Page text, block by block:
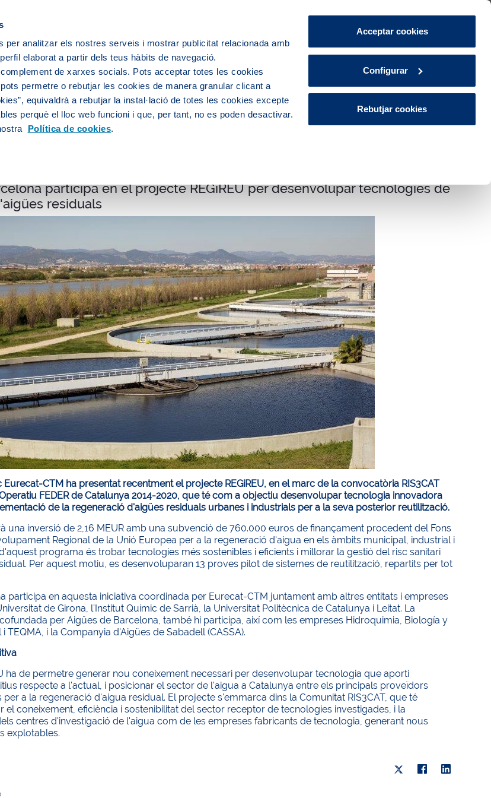
per analitzar els nostres serveis i mostrar publicitat relacionada amb
elaborat a partir dels teus hàbits de navegació.
de xarxes socials. Pots acceptar totes les cookies
permetre o rebutjar les cookies de manera granular clicant a
equivaldrà a rebutjar la instal·lació de totes les cookies excepte
perquè el lloc web funcioni i que, per tant, no es poden desactivar.
Política de cookies.
Acceptar cookies
Configurar
Rebutjar cookies
CA ES Àrea de Clients
Persones Medi Ciutat Actualitat
participa en el projecte REGiREU per desenvolupar tecnologies de
residuals
CTM ha presentat recentment el projecte REGiREU, en el marc de la convocatòria RIS3CAT
FEDER de Catalunya 2014-2020, que té com a objectiu desenvolupar tecnologia innovadora
de la regeneració d'aigües residuals urbanes i industrials per a la seva posterior reutilització.
una inversió de 2,16 MEUR amb una subvenció de 760.000 euros de finançament procedent del Fons
Regional de la Unió Europea per a la regeneració d'aigua en els àmbits municipal, industrial i
programa és trobar tecnologies més sostenibles i eficients i millorar la gestió del risc sanitari
Per aquest motiu, es desenvoluparan 13 proves pilot de sistemes de reutilització, repartits per tot
participa en aquesta iniciativa coordinada per Eurecat-CTM juntament amb altres entitats i empreses
de Girona, l'Institut Químic de Sarrià, la Universitat Politècnica de Catalunya i Leitat. La
per Aigües de Barcelona, també hi participa, així com les empreses Hidroquimia, Biología y
TEQMA, i la Companyia d'Aigües de Sabadell (CASSA).
ha de permetre generar nou coneixement necessari per desenvolupar tecnologia que aporti
respecte a l'actual, i posicionar el sector de l'aigua a Catalunya entre els principals proveïdors
per a la regeneració d'aigua residual. El projecte s'emmarca dins la Comunitat RIS3CAT, que té
el coneixement, eficiència i sostenibilitat del sector receptor de tecnologies investigades, i la
centres d'investigació de l'aigua com de les empreses fabricants de tecnologia, generant nous
explotables.